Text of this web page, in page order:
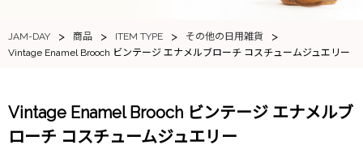
JAM-DAY > 商品 > ITEM TYPE > その他の日用雑貨 >
Vintage Enamel Brooch ビンテージ エナメルブローチ コスチュームジュエリー
Vintage Enamel Brooch ビンテージ エナメルブ
ローチ コスチュームジュエリー